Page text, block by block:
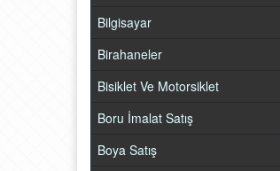
Bilgisayar
Birahaneler
Bisiklet Ve Motorsiklet
Boru İmalat Satış
Boya Satış